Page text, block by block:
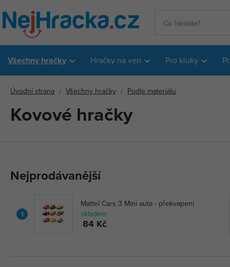
Všechny hračky Hračky na ven Pro kluky
Úvodní strana Všechny hračky Podle materiálu
Kovové hračky
Nejprodávanější
1
Mattel Cars 3 Mini auta - překvapení
skladem
84 Kč